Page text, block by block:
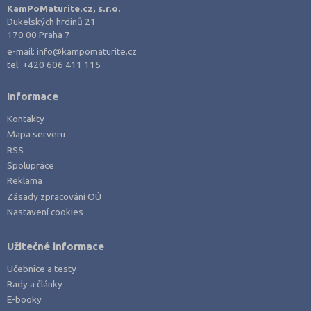
KamPoMaturite.cz, s.r.o.
Dukelských hrdinů 21
170 00 Praha 7
e-mail:info@kampomaturite.cz
tel: +420 606 411 115
Informace
Kontakty
Mapa serveru
RSS
Spolupráce
Reklama
Zásady zpracování OÚ
Nastavení cookies
Užitečné informace
Učebnice a testy
Rady a články
E-booky